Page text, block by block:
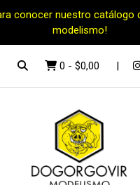
conocer nuestro catálogo
modelismo!
0 - $0,00